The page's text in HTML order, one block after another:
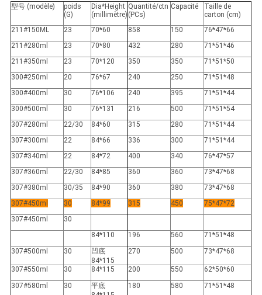
型号 (modèle)
poids
(G)
Dia*Height
(millimètre)
Quantité/ctn
(PCs)
Capacité
Taille de
carton (cm)
211#150ML
23 70*60 858 150
76*47*66
211#280ml
23 70*80 432 280
71*51*46
211#350ml
23 70*120 350 350
71*51*50
300#250ml
20 76*67 240 250
71*51*48
300#400ml
30 76*106 240 395
71*51*44
300#500ml
30 76*131 216 500
71*51*54
307#280ml
22/30 84*60 315 280
71*51*44
307#300ml
22 84*66 336 300
71*51*44
307#340ml
22 84*72 400 340
76*47*57
307#360ml
22/30 84*85 360 360
73*47*68
307#380ml
30/35 84*90 360 380
73*47*68
307#450ml
30 84*99 315 450
75*47*72
307#450ml
30
84*110
196 560
71*51*48
307#500ml
30
凹底
84*115
270 500 73*47*68
307#550ml 30 84*115 200 550
62*50*60
307#580ml
30
平底
180 580 71*51*48